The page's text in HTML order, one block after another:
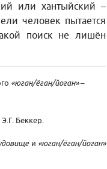
или хантыйский –
человек пытается
поиск не лишён
«юган/ёган/йоган»–
Беккер.
и «юган/ёган/йоган»